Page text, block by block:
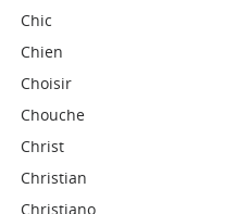
Chic
Chien
Choisir
Chouche
Christ
Christian
Christiano